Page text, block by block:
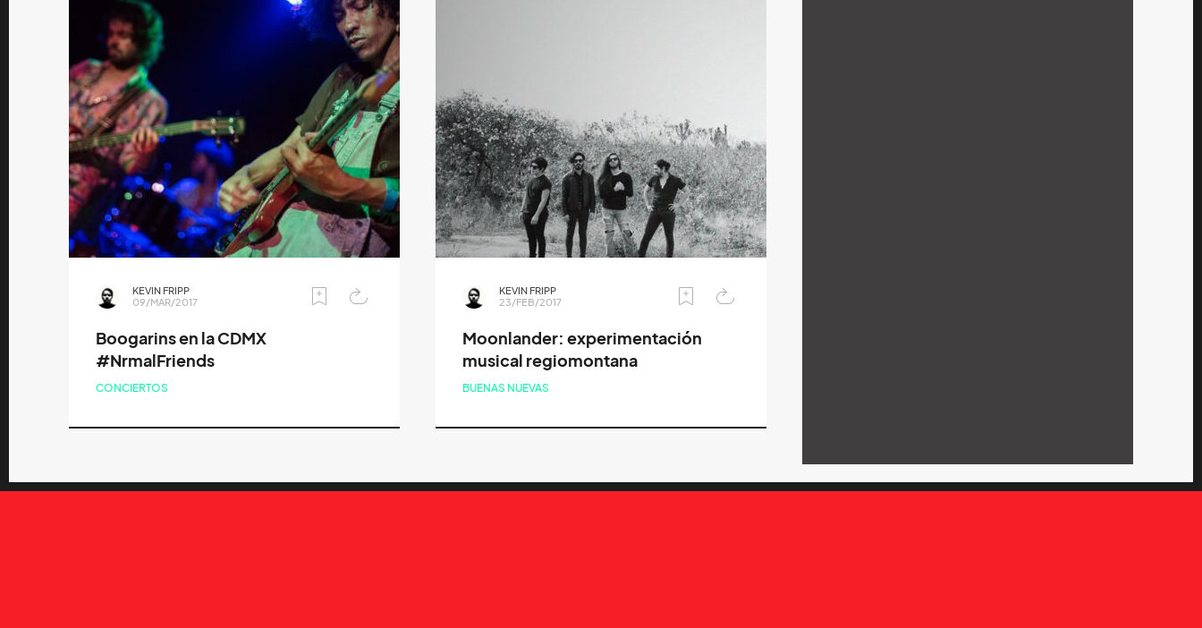
KEVIN FRIPP
09/MAR/2017
Boogarins en la CDMX
#NrmalFriends
CONCIERTOS
KEVIN FRIPP
23/FEB/2017
Moonlander: experimentación
musical regiomontana
BUENAS NUEVAS